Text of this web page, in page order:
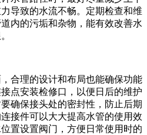
导致的水流不畅。定期检查和维
内的污垢和杂物，能有效改善水
合理的设计和布局也能确保功能
点安装检修口，以便日后的维护
确保接头处的密封性，防止后期
接件可以大大提高水管的使用效
置设置阀门，方便日常使用时的